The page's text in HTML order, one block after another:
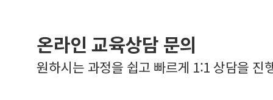
온라인 교육상담 문의
원하시는 과정을 쉽고 빠르게 1:1 상담을 진